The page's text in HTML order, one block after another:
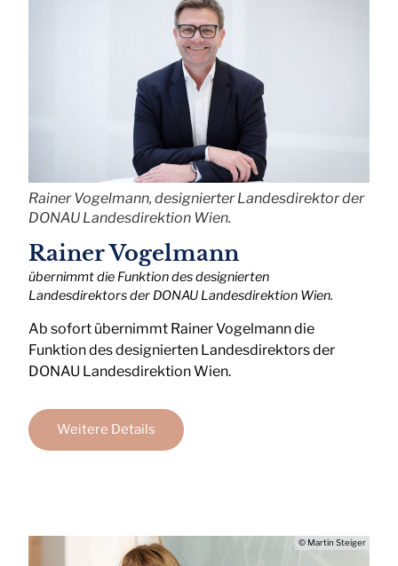
Rainer Vogelmann, designierter Landesdirektor der
DONAU Landesdirektion Wien.
Rainer Vogelmann
übernimmt die Funktion des designierten
Landesdirektors der DONAU Landesdirektion Wien.
Ab sofort übernimmt Rainer Vogelmann die
Funktion des designierten Landesdirektors der
DONAU Landesdirektion Wien.
Weitere Details
© Martin Steiger